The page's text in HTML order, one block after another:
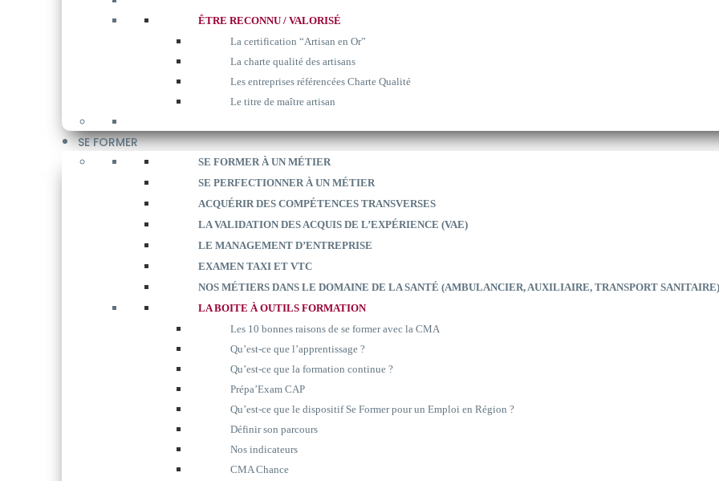
ÊTRE RECONNU / VALORISÉ
La certification “Artisan en Or”
La charte qualité des artisans
Les entreprises référencées Charte Qualité
Le titre de maître artisan
SE FORMER
SE FORMER À UN MÉTIER
SE PERFECTIONNER À UN MÉTIER
ACQUÉRIR DES COMPÉTENCES TRANSVERSES
LA VALIDATION DES ACQUIS DE L’EXPÉRIENCE (VAE)
LE MANAGEMENT D’ENTREPRISE
EXAMEN TAXI ET VTC
NOS MÉTIERS DANS LE DOMAINE DE LA SANTÉ (AMBULANCIER, AUXILIAIRE, TRANSPORT SANITAIRE)
LA BOITE À OUTILS FORMATION
Les 10 bonnes raisons de se former avec la CMA
Qu’est-ce que l’apprentissage ?
Qu’est-ce que la formation continue ?
Prépa’Exam CAP
Qu’est-ce que le dispositif Se Former pour un Emploi en Région ?
Définir son parcours
Nos indicateurs
CMA Chance